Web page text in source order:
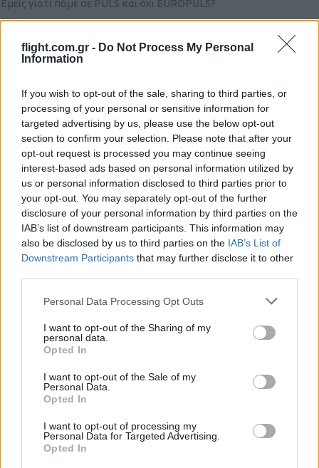
flight.com.gr - Do Not Process My Personal
Information
If you wish to opt-out of the sale, sharing to third parties, or
processing of your personal or sensitive information for
targeted advertising by us, please use the below opt-out
section to confirm your selection. Please note that after your
opt-out request is processed you may continue seeing
interest-based ads based on personal information utilized by
us or personal information disclosed to third parties prior to
your opt-out. You may separately opt-out of the further
disclosure of your personal information by third parties on the
IAB’s list of downstream participants. This information may
also be disclosed by us to third parties on the IAB’s List of
Downstream Participants that may further disclose it to other
Please note that this website/app uses one or more Google
not limited to your visit or usage behaviour. You may click to
grant or deny consent to Google and its third-party tags to
use your data for below specified purposes in below Google
consent section.
Personal Data Processing Opt Outs
I want to opt-out of the Sharing of my
personal data.
Opted In
I want to opt-out of the Sale of my
Personal Data.
Opted In
I want to opt-out of processing my
Personal Data for Targeted Advertising.
Opted In
Ροή Ειδήσεων
ΣΑΝ ΣΗΜΕΡΑ – 6 Αυγούστου 1870:
Μάχες του Spicheren και του Wörth, ο
γερμανικός στρατός διαλύει τους
Γάλλους
Εμείς γιατί πάμε σε PULS και όχι EUROPULS?
demian(@demian) 2 Ιανουαρίου 2026 14:56
#704287
Εμείς πήραμε 36 εκτοξευτεί με 650Μ κσι αυτοι 12 με 350Μ, για
αυτο παίρνουμε Puls και όχι Europuls
0 Reply